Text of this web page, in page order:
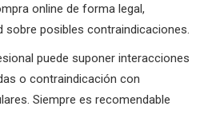
online de forma legal,
sobre posibles contraindicaciones.
puede suponer interacciones
o contraindicación con
Siempre es recomendable